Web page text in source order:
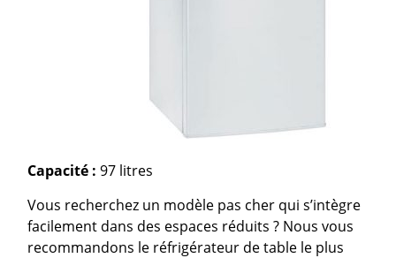
Capacité :97 litres
Vous recherchez un modèle pas cher qui s’intègre
facilement dans des espaces réduits ? Nous vous
recommandons le réfrigérateur de table le plus